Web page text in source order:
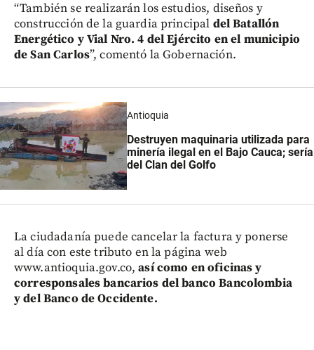
“También se realizarán los estudios, diseños y
construcción de la guardia principal del Batallón
Energético y Vial Nro. 4 del Ejército en el municipio
de San Carlos”, comentó la Gobernación.
Antioquia
Destruyen maquinaria utilizada para
minería ilegal en el Bajo Cauca; sería
del Clan del Golfo
La ciudadanía puede cancelar la factura y ponerse
al día con este tributo en la página web
www.antioquia.gov.co, así como en oficinas y
corresponsales bancarios del banco Bancolombia
y del Banco de Occidente.